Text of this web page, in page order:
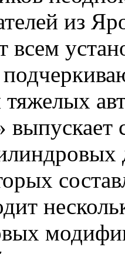
из
всем
тяжелых